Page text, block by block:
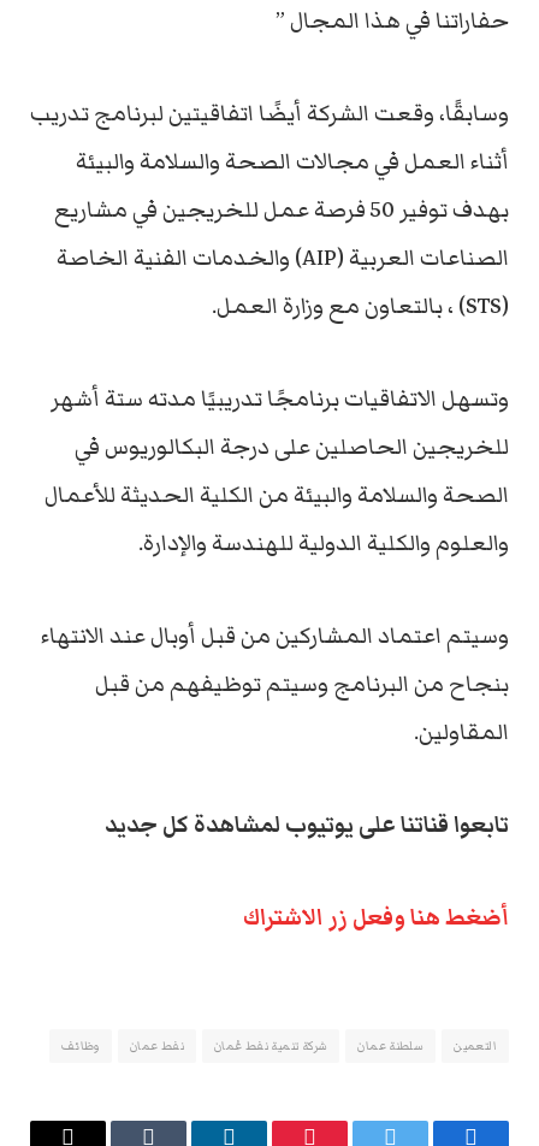
حفاراتنا في هذا المجال ”
وسابقًا، وقعت الشركة أيضًا اتفاقيتين لبرنامج تدريب
أثناء العمل في مجالات الصحة والسلامة والبيئة
بهدف توفير 50 فرصة عمل للخريجين في مشاريع
الصناعات العربية (AIP) والخدمات الفنية الخاصة
(STS) ، بالتعاون مع وزارة العمل.
وتسهل الاتفاقيات برنامجًا تدريبيًا مدته ستة أشهر
للخريجين الحاصلين على درجة البكالوريوس في
الصحة والسلامة والبيئة من الكلية الحديثة للأعمال
والعلوم والكلية الدولية للهندسة والإدارة.
وسيتم اعتماد المشاركين من قبل أوبال عند الانتهاء
بنجاح من البرنامج وسيتم توظيفهم من قبل
المقاولين.
تابعوا قناتنا على يوتيوب لمشاهدة كل جديد
أضغط هنا وفعل زر الاشتراك
التعمين سلطنة عمان شركة تنمية نفط عُمان نفط عمان وظائف